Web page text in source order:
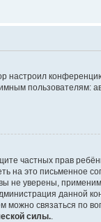
настроил
пользователям:
частных прав
это письменное
уверены,
данной
связаться по
силы.